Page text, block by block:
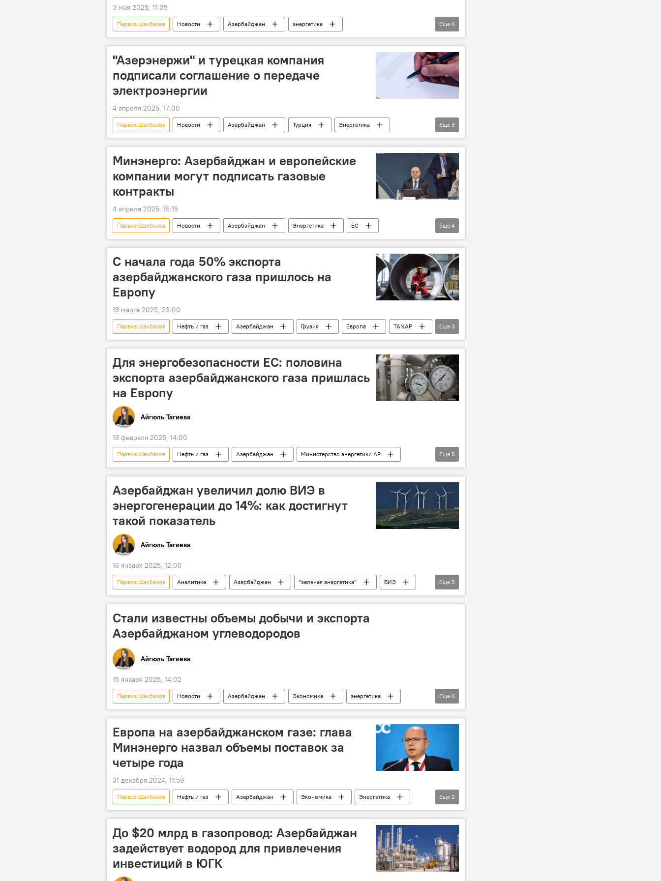
3 мая 2025, 11:05
Парвиз Шахбазов Новости Азербайджан
энергетика
Министерство энергетики АР
Газ Поставки газа Турция
Европа
Еще 6
"Азерэнержи" и турецкая компания
подписали соглашение о передаче
электроэнергии
4 апреля 2025, 17:00
Парвиз Шахбазов Новости Азербайджан Турция
Энергетика
Экономика
ОАО "Азерэнержи" Южный газовый коридор
ВИЭ
Еще 5
Минэнерго: Азербайджан и европейские
компании могут подписать газовые
контракты
4 апреля 2025, 15:15
Парвиз Шахбазов Новости Азербайджан Энергетика
ЕС
Южный газовый коридор
Министерство энергетики АР
Инвестиции
Еще 4
С начала года 50% экспорта
азербайджанского газа пришлось на
Европу
13 марта 2025, 23:00
Парвиз Шахбазов Нефть и газ Азербайджан Грузия Европа
TANAP
Энергетика
Министерство энергетики Газ
Еще 3
Для энергобезопасности ЕС: половина
экспорта азербайджанского газа пришлась
на Европу
Айгюль Тагиева
13 февраля 2025, 14:00
Парвиз Шахбазов Нефть и газ Азербайджан
Министерство энергетики АР
Энергетика
Газ Экспорт Турция Грузия
Еще 5
Азербайджан увеличил долю ВИЭ в
энергогенерации до 14%: как достигнут
такой показатель
Айгюль Тагиева
16 января 2025, 12:00
Парвиз Шахбазов Аналитика Азербайджан "зеленая энергетика"
ВИЭ
Карабах
Восточный Зангезур Энергетика
ГЭС
Еще 5
Стали известны объемы добычи и экспорта
Азербайджаном углеводородов
Айгюль Тагиева
15 января 2025, 14:02
Парвиз Шахбазов Новости Азербайджан Экономика
энергетика
Министерство энергетики АР
Добыча нефти Газ Экспорт
Экспорт газа
Еще 6
Европа на азербайджанском газе: глава
Минэнерго назвал объемы поставок за
четыре года
31 декабря 2024, 11:59
Парвиз Шахбазов Нефть и газ Азербайджан Экономика
Энергетика
Министерство энергетики Азербайджана
TAP
Еще 2
До $20 млрд в газопровод: Азербайджан
задействует водород для привлечения
инвестиций в ЮГК